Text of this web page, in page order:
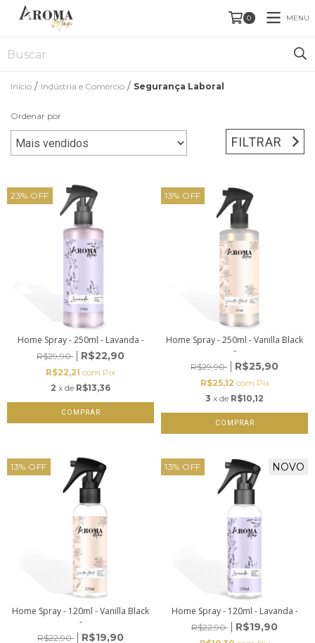
0 MENU
Início / Indústria e Comércio / Segurança Laboral
Ordenar por
FILTRAR
23% OFF
Home Spray - 250ml - Lavanda -
R$29,90 R$22,90
R$22,21 com Pix
2 x de R$13,36
13% OFF
Home Spray - 250ml - Vanilla Black
-
R$29,90 R$25,90
R$25,12 com Pix
3 x de R$10,12
13% OFF
Home Spray - 120ml - Vanilla Black
-
R$22,90 R$19,90
13% OFF NOVO
Home Spray - 120ml - Lavanda -
R$22,90 R$19,90